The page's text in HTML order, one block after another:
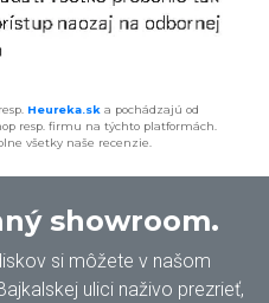
resp. Heureka.sk a pochádzajú od
resp. firmu na týchto platformách.
všetky naše recenzie.
showroom.
si môžete v našom
ulici naživo prezrieť,